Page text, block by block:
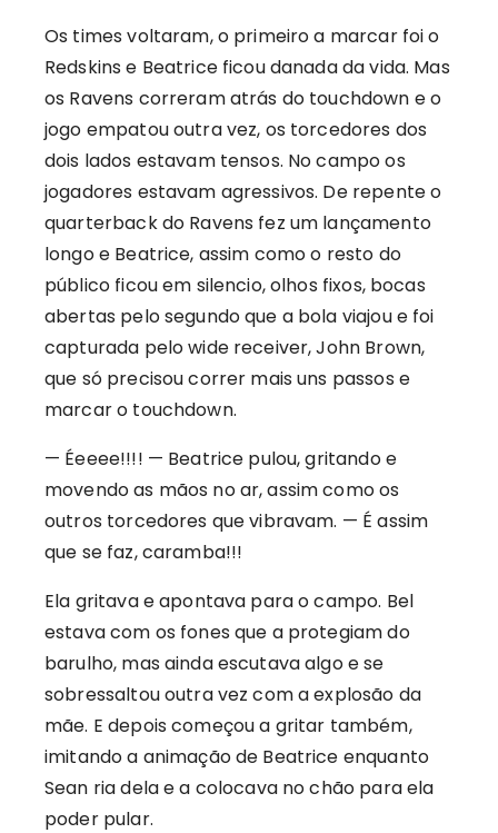
Os times voltaram, o primeiro a marcar foi o
Redskins e Beatrice ficou danada da vida. Mas
os Ravens correram atrás do touchdown e o
jogo empatou outra vez, os torcedores dos
dois lados estavam tensos. No campo os
jogadores estavam agressivos. De repente o
quarterback do Ravens fez um lançamento
longo e Beatrice, assim como o resto do
público ficou em silencio, olhos fixos, bocas
abertas pelo segundo que a bola viajou e foi
capturada pelo wide receiver, John Brown,
que só precisou correr mais uns passos e
marcar o touchdown.
— Éeeee!!!! — Beatrice pulou, gritando e
movendo as mãos no ar, assim como os
outros torcedores que vibravam. — É assim
que se faz, caramba!!!
Ela gritava e apontava para o campo. Bel
estava com os fones que a protegiam do
barulho, mas ainda escutava algo e se
sobressaltou outra vez com a explosão da
mãe. E depois começou a gritar também,
imitando a animação de Beatrice enquanto
Sean ria dela e a colocava no chão para ela
poder pular.